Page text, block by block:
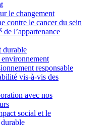
le changement
contre le cancer du sein
de l’appartenance
durable
responsable
vis-à-vis des
avec nos
social et le